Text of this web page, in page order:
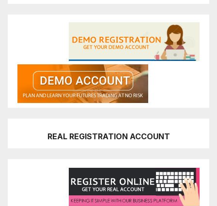
REAL REGISTRATION ACCOUNT